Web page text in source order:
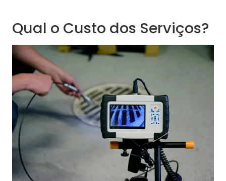
Qual o Custo dos Serviços?